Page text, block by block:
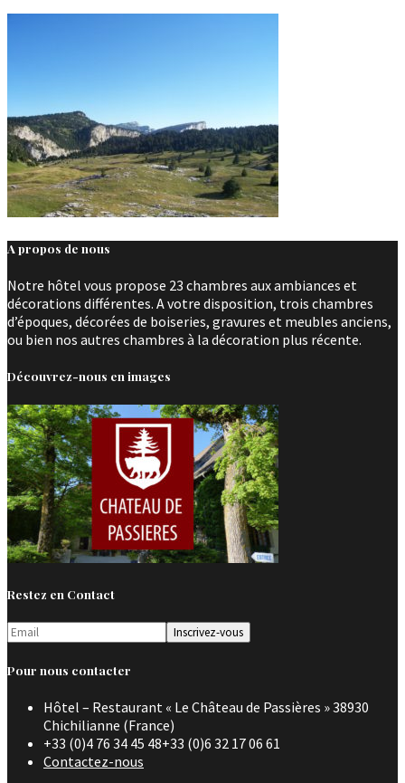
A propos de nous
Notre hôtel vous propose 23 chambres aux ambiances et
décorations différentes. A votre disposition, trois chambres
d’époques, décorées de boiseries, gravures et meubles anciens,
ou bien nos autres chambres à la décoration plus récente.
Découvrez-nous en images
Restez en Contact
Pour nous contacter
Hôtel – Restaurant « Le Château de Passières » 38930
Chichilianne (France)
+33 (0)4 76 34 45 48+33 (0)6 32 17 06 61
Contactez-nous